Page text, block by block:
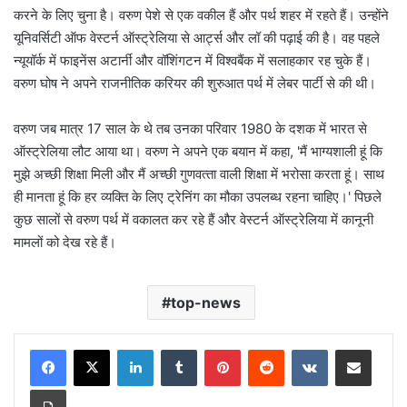
करने के लिए चुना है। वरुण पेशे से एक वकील हैं और पर्थ शहर में रहते हैं। उन्‍होंने
यूनिवर्सिटी ऑफ वेस्‍टर्न ऑस्‍ट्रेलिया से आर्ट्स और लॉ की पढ़ाई की है। वह पहले
न्‍यूयॉर्क में फाइनेंस अटार्नी और वॉशिंगटन में विश्‍वबैंक में सलाहकार रह चुके हैं।
वरुण घोष ने अपने राजनीतिक करियर की शुरुआत पर्थ में लेबर पार्टी से की थी।
वरुण जब मात्र 17 साल के थे तब उनका परिवार 1980 के दशक में भारत से
ऑस्‍ट्रेलिया लौट आया था। वरुण ने अपने एक बयान में कहा, 'मैं भाग्‍यशाली हूं कि
मुझे अच्‍छी शिक्षा मिली और मैं अच्‍छी गुणवत्‍ता वाली शिक्षा में भरोसा करता हूं। साथ
ही मानता हूं कि हर व्‍यक्ति के लिए ट्रेनिंग का मौका उपलब्‍ध रहना चाहिए।' पिछले
कुछ सालों से वरुण पर्थ में वकालत कर रहे हैं और वेस्‍टर्न ऑस्‍ट्रेलिया में कानूनी
मामलों को देख रहे हैं।
top-news
LinkedInTumblr PinterestReddit VKontakteShare via Email
Print